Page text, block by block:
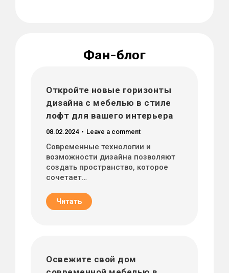
Фан-блог
Откройте новые горизонты
дизайна с мебелью в стиле
лофт для вашего интерьера
08.02.2024 Leave a comment
Современные технологии и
возможности дизайна позволяют
создать пространство, которое
сочетает…
Читать
Освежите свой дом